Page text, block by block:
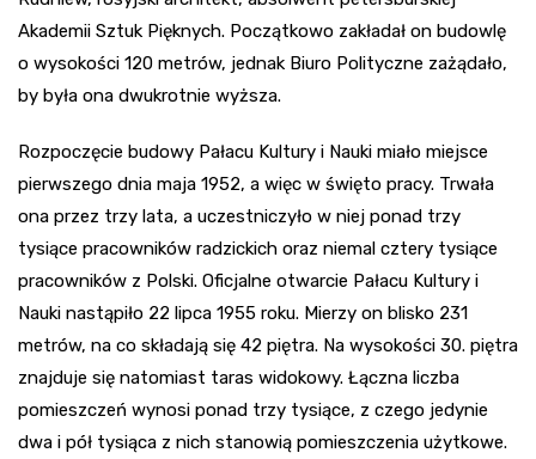
Akademii Sztuk Pięknych. Początkowo zakładał on budowlę
o wysokości 120 metrów, jednak Biuro Polityczne zażądało,
by była ona dwukrotnie wyższa.
Rozpoczęcie budowy Pałacu Kultury i Nauki miało miejsce
pierwszego dnia maja 1952, a więc w święto pracy. Trwała
ona przez trzy lata, a uczestniczyło w niej ponad trzy
tysiące pracowników radzickich oraz niemal cztery tysiące
pracowników z Polski. Oficjalne otwarcie Pałacu Kultury i
Nauki nastąpiło 22 lipca 1955 roku. Mierzy on blisko 231
metrów, na co składają się 42 piętra. Na wysokości 30. piętra
znajduje się natomiast taras widokowy. Łączna liczba
pomieszczeń wynosi ponad trzy tysiące, z czego jedynie
dwa i pół tysiąca z nich stanowią pomieszczenia użytkowe.